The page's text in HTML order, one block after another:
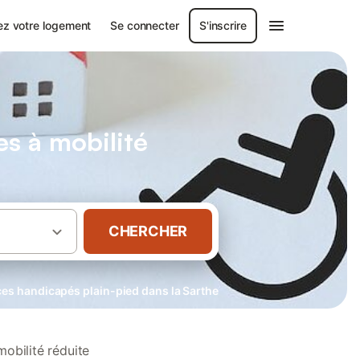
votre logement Se connecter S'inscrire
à mobilité
CHERCHER
handicapés plain-pied dans la Sarthe
réduite